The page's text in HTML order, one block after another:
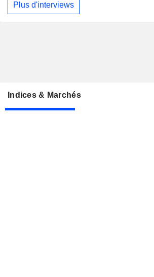
Plus d'interviews
Indices & Marchés